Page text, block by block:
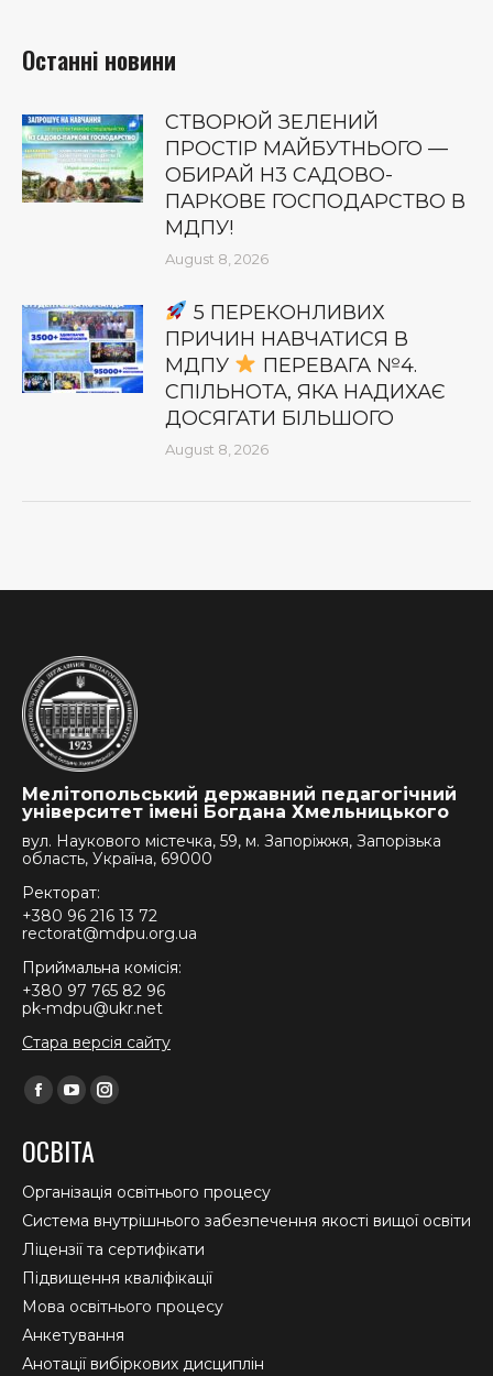
Останні новини
СТВОРЮЙ ЗЕЛЕНИЙ
ПРОСТІР МАЙБУТНЬОГО —
ОБИРАЙ Н3 САДОВО-
ПАРКОВЕ ГОСПОДАРСТВО В
МДПУ!
August 8, 2026
5 ПЕРЕКОНЛИВИХ
ПРИЧИН НАВЧАТИСЯ В
МДПУ
ПЕРЕВАГА №4.
СПІЛЬНОТА, ЯКА НАДИХАЄ
ДОСЯГАТИ БІЛЬШОГО
August 8, 2026
Мелітопольський державний педагогічний
університет імені Богдана Хмельницького
вул. Наукового містечка, 59, м. Запоріжжя, Запорізька
область, Україна, 69000
Ректорат:
+380 96 216 13 72
rectorat@mdpu.org.ua
Приймальна комісія:
+380 97 765 82 96
pk-mdpu@ukr.net
Стара версія сайту
Find us on:
Facebook
opens
in
new
window
YouTube
opens
in
new
window
Instagram
in
new
window
ОСВІТА
Організація освітнього процесу
Система внутрішнього забезпечення якості вищої освіти
Ліцензії та сертифікати
Підвищення кваліфікації
Мова освітнього процесу
Анкетування
Анотації вибіркових дисциплін